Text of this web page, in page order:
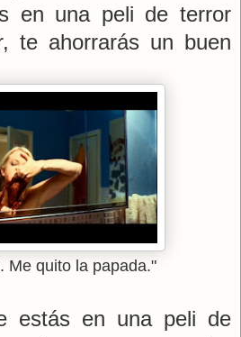
en una peli de terror
te ahorrarás un buen
Me quito la papada."
estás en una peli de